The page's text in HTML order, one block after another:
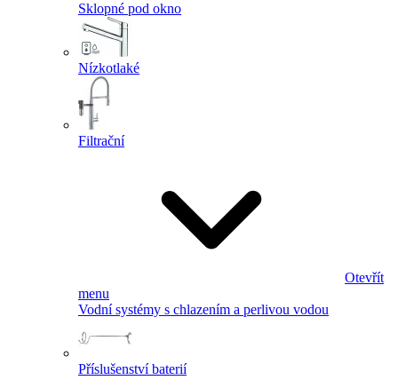
Sklopné pod okno
Nízkotlaké
Filtrační
Otevřít
menu
Vodní systémy s chlazením a perlivou vodou
Příslušenství baterií